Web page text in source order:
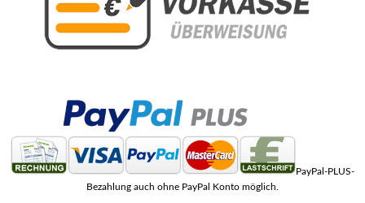
PayPal-PLUS-
Bezahlung auch ohne PayPal Konto möglich.